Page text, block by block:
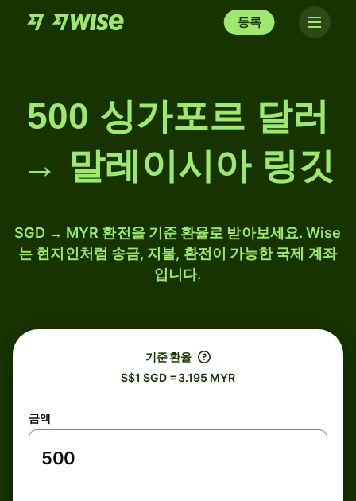
등록
500 싱가포르 달러
→ 말레이시아 링깃
SGD → MYR 환전을 기준 환율로 받아보세요. Wise
는 현지인처럼 송금, 지불, 환전이 가능한 국제 계좌
입니다.
기준 환율
S$1 SGD = 3.195 MYR
금액